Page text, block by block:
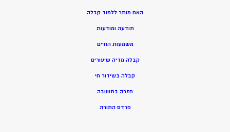
האם מותר ללמוד קבלה
תודעה ומודעות
משמעות החיים
קבלה מדיה שיעורים
קבלה בשידור חי
חזרה בתשובה
פרדס התורה